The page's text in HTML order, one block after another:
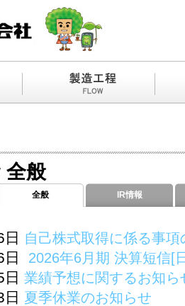
全般
全般 IR情報
自己株式取得に係る事
2026年6月期 決算短信[
業績予想に関するお知ら
夏季休業のお知らせ